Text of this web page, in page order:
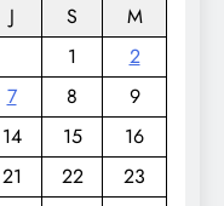
J S
M
1
2
7 8
9
14 15
16
21 22
23